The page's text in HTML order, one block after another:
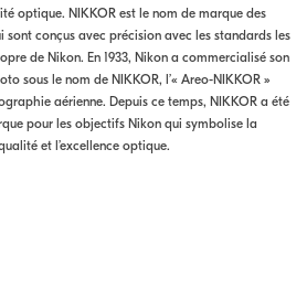
optique. NIKKOR est le nom de marque des
conçus avec précision avec les standards les
de Nikon. En 1933, Nikon a commercialisé son
sous le nom de NIKKOR, l’« Areo-NIKKOR »
aérienne. Depuis ce temps, NIKKOR a été
pour les objectifs Nikon qui symbolise la
et l’excellence optique.